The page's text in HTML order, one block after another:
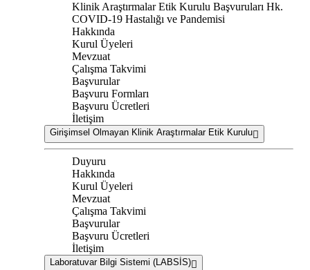
Klinik Araştırmalar Etik Kurulu Başvuruları Hk.
COVID-19 Hastalığı ve Pandemisi
Hakkında
Kurul Üyeleri
Mevzuat
Çalışma Takvimi
Başvurular
Başvuru Formları
Başvuru Ücretleri
İletişim
Girişimsel Olmayan Klinik Araştırmalar Etik Kurulu
Duyuru
Hakkında
Kurul Üyeleri
Mevzuat
Çalışma Takvimi
Başvurular
Başvuru Ücretleri
İletişim
Laboratuvar Bilgi Sistemi (LABSİS)